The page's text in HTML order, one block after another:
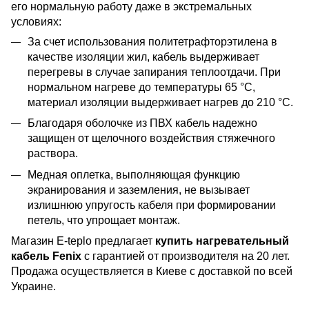
его нормальную работу даже в экстремальных
условиях:
За счет использования политетрафторэтилена в
качестве изоляции жил, кабель выдерживает
перегревы в случае запирания теплоотдачи. При
нормальном нагреве до температуры 65 °C,
материал изоляции выдерживает нагрев до 210 °C.
Благодаря оболочке из ПВХ кабель надежно
защищен от щелочного воздействия стяжечного
раствора.
Медная оплетка, выполняющая функцию
экранирования и заземления, не вызывает
излишнюю упругость кабеля при формировании
петель, что упрощает монтаж.
Магазин E-teplo предлагает купить нагревательный
кабель Fenix с гарантией от производителя на 20 лет.
Продажа осуществляется в Киеве с доставкой по всей
Украине.